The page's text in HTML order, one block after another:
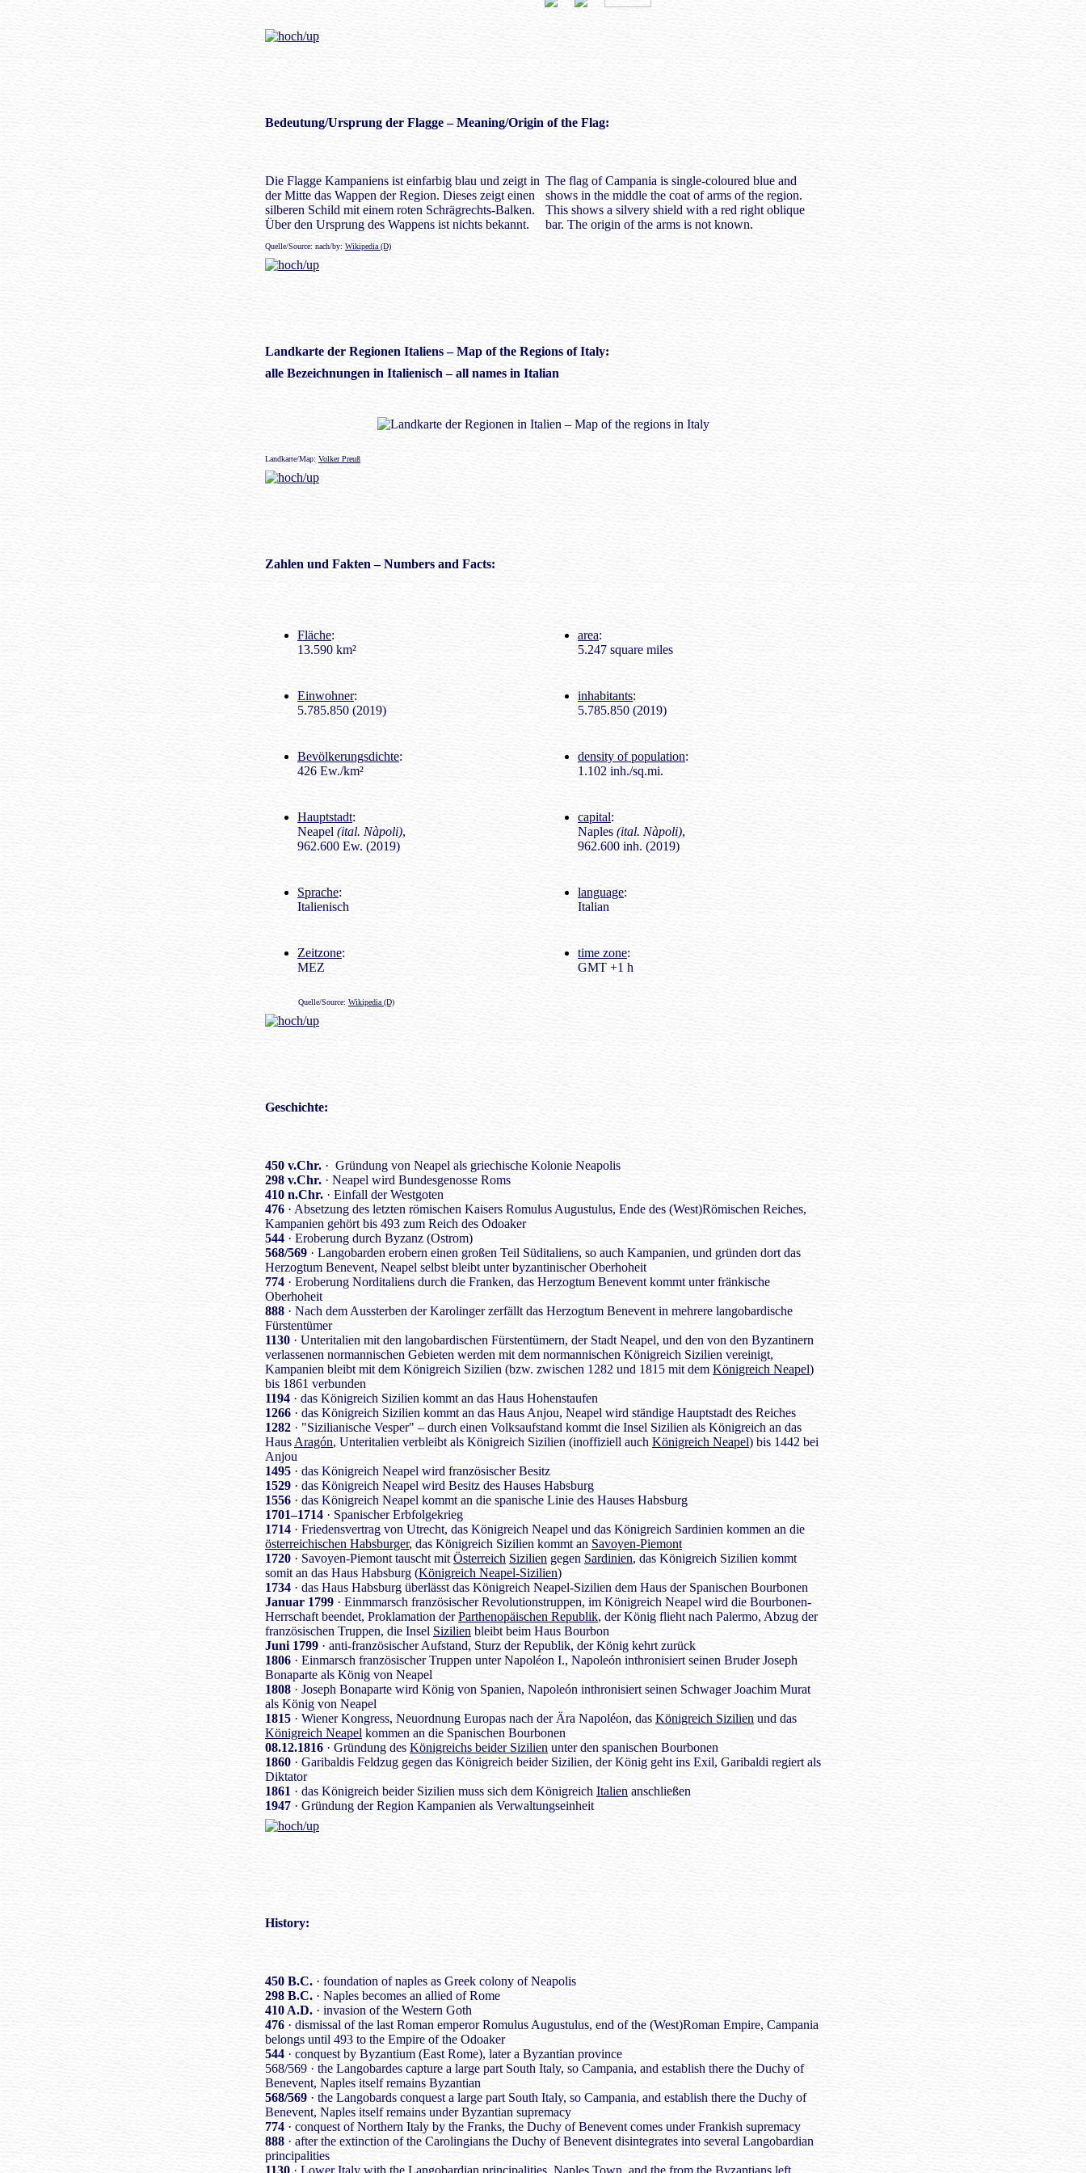
Bedeutung/Ursprung der Flagge – Meaning/Origin of the Flag:
Die Flagge Kampaniens ist einfarbig blau und zeigt in
der Mitte das Wappen der Region. Dieses zeigt einen
silberen Schild mit einem roten Schrägrechts-Balken.
Über den Ursprung des Wappens ist nichts bekannt.
The flag of Campania is single-coloured blue and
shows in the middle the coat of arms of the region.
This shows a silvery shield with a red right oblique
bar. The origin of the arms is not known.
Quelle/Source: nach/by: Wikipedia (D)
Landkarte der Regionen Italiens– Map of the Regions of Italy:
alle Bezeichnungen in Italienisch – all names in Italian
Landkarte/Map: Volker Preuß
Zahlen und Fakten – Numbers and Facts:
Fläche:
13.590 km²
area:
5.247 square miles
Einwohner:
5.785.850 (2019)
inhabitants:
5.785.850 (2019)
Bevölkerungsdichte:
426 Ew./km²
density of population:
1.102 inh./sq.mi.
Hauptstadt:
Neapel (ital. Nàpoli),
962.600 Ew. (2019)
capital:
Naples (ital. Nàpoli),
962.600 inh. (2019)
Sprache:
Italienisch
language:
Italian
Zeitzone:
MEZ
time zone:
GMT +1 h
Quelle/Source: Wikipedia (D)
Geschichte:
450 v.Chr. · Gründung von Neapel als griechische Kolonie Neapolis
298 v.Chr. · Neapel wird Bundesgenosse Roms
410 n.Chr. · Einfall der Westgoten
476 · Absetzung des letzten römischen Kaisers Romulus Augustulus, Ende des (West)Römischen Reiches,
Kampanien gehört bis 493 zum Reich des Odoaker
544 · Eroberung durch Byzanz (Ostrom)
568/569 · Langobarden erobern einen großen Teil Süditaliens, so auch Kampanien, und gründen dort das
Herzogtum Benevent, Neapel selbst bleibt unter byzantinischer Oberhoheit
774 · Eroberung Norditaliens durch die Franken, das Herzogtum Benevent kommt unter fränkische
Oberhoheit
888 · Nach dem Aussterben der Karolinger zerfällt das Herzogtum Benevent in mehrere langobardische
Fürstentümer
1130 · Unteritalien mit den langobardischen Fürstentümern, der Stadt Neapel, und den von den Byzantinern
verlassenen normannischen Gebieten werden mit dem normannischen Königreich Sizilien vereinigt,
Kampanien bleibt mit dem Königreich Sizilien (bzw. zwischen 1282 und 1815 mit dem Königreich Neapel)
bis 1861 verbunden
1194 · das Königreich Sizilien kommt an das Haus Hohenstaufen
1266 · das Königreich Sizilien kommt an das Haus Anjou, Neapel wird ständige Hauptstadt des Reiches
1282 · "Sizilianische Vesper" – durch einen Volksaufstand kommt die Insel Sizilien als Königreich an das
Haus Aragón, Unteritalien verbleibt als Königreich Sizilien (inoffiziell auch Königreich Neapel) bis 1442 bei
Anjou
1495 · das Königreich Neapel wird französischer Besitz
1529 · das Königreich Neapel wird Besitz des Hauses Habsburg
1556 · das Königreich Neapel kommt an die spanische Linie des Hauses Habsburg
1701–1714 · Spanischer Erbfolgekrieg
1714 · Friedensvertrag von Utrecht, das Königreich Neapel und das Königreich Sardinien kommen an die
österreichischen Habsburger, das Königreich Sizilien kommt an Savoyen-Piemont
1720 · Savoyen-Piemont tauscht mitÖsterreich Sizilien gegen Sardinien, das Königreich Sizilien kommt
somit an das Haus Habsburg (Königreich Neapel-Sizilien)
1734 · das Haus Habsburg überlässt das Königreich Neapel-Sizilien dem Haus der Spanischen Bourbonen
Januar 1799 · Einmmarsch französischer Revolutionstruppen, im Königreich Neapel wird die Bourbonen-
Herrschaft beendet, Proklamation derParthenopäischen Republik, der König flieht nach Palermo, Abzug der
französischen Truppen, die Insel Sizilien bleibt beim Haus Bourbon
Juni 1799 · anti-französischer Aufstand, Sturz der Republik, der König kehrt zurück
1806 · Einmarsch französischer Truppen unter Napoléon I., Napoleón inthronisiert seinen Bruder Joseph
Bonaparte als König von Neapel
1808 · Joseph Bonaparte wird König von Spanien, Napoleón inthronisiert seinen Schwager Joachim Murat
als König von Neapel
1815 · Wiener Kongress, Neuordnung Europas nach der Ära Napoléon, das Königreich Sizilien und das
Königreich Neapel kommen an die Spanischen Bourbonen
08.12.1816 · Gründung des Königreichs beider Sizilien unter den spanischen Bourbonen
1860 · Garibaldis Feldzug gegen das Königreich beider Sizilien, der König geht ins Exil, Garibaldi regiert als
Diktator
1861 · das Königreich beider Sizilien muss sich dem Königreich Italien anschließen
1947 · Gründung der Region Kampanien als Verwaltungseinheit
History:
450 B.C. · foundation of naples as Greek colony of Neapolis
298 B.C. · Naples becomes an allied of Rome
410 A.D. · invasion of the Western Goth
476 · dismissal of the last Roman emperor Romulus Augustulus, end of the (West)Roman Empire, Campania
belongs until 493 to the Empire of the Odoaker
544 · conquest by Byzantium (East Rome), later a Byzantian province
568/569 · the Langobardes capture a large part South Italy, so Campania, and establish there the Duchy of
Benevent, Naples itself remains Byzantian
568/569 · the Langobards conquest a large part South Italy, so Campania, and establish there the Duchy of
Benevent, Naples itself remains under Byzantian supremacy
774 · conquest of Northern Italy by the Franks, the Duchy of Benevent comes under Frankish supremacy
888 · after the extinction of the Carolingians the Duchy of Benevent disintegrates into several Langobardian
principalities
1130 · Lower Italy with the Langobardian principalities, Naples Town, and the from the Byzantians left